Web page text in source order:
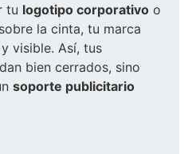
tu logotipo corporativo o
la cinta, tu marca
visible. Así, tus
bien cerrados, sino
soporte publicitario